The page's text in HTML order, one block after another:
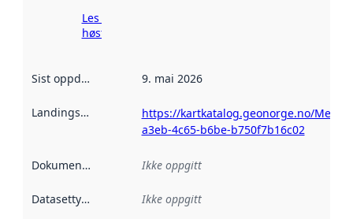
Les mer om
høsting her
Sist oppdatert 9. mai 2026
Landingsside
https://kartkatalog.geonorge.no/
a3eb-4c65-b6be-b750f7b16c02
Dokumentasjon Ikke oppgitt
Datasettype Ikke oppgitt